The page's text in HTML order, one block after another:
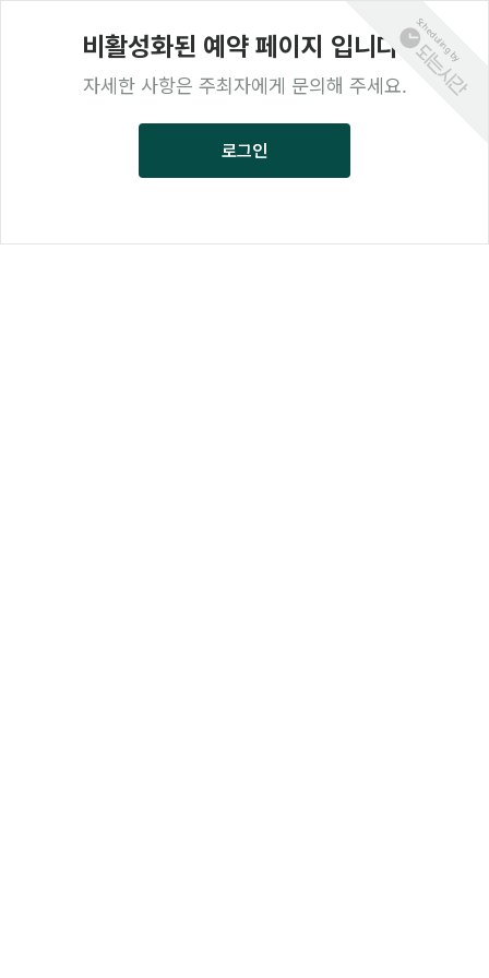
비활성화된 예약 페이지 입니다.
자세한 사항은 주최자에게 문의해 주세요.
로그인
Scheduling by